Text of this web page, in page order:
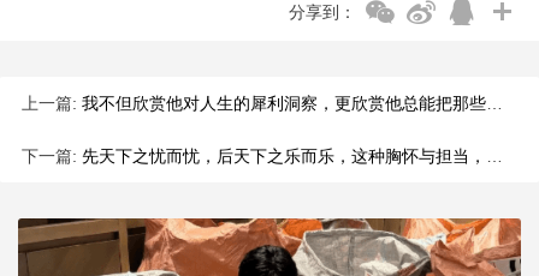
分享到：
上一篇: 我不但欣赏他对人生的犀利洞察，更欣赏他总能把那些深刻的见解，
下一篇: 先天下之忧而忧，后天下之乐而乐，这种胸怀与担当，是古人留给我